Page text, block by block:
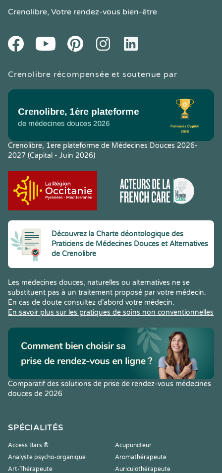
Crenolibre, Votre rendez-vous bien-être
FacebookYoutube PinteresetInstagramLinkedIn
Crenolibre récompensée et soutenue par
Crenolibre, 1ere plateforme de Médecines Douces 2026-
2027 (Capital - Juin 2026)
Découvrez la Charte déontologique des
Praticiens de Médecines Douces et Alternatives
de Crenolibre
Les médecines douces, naturelles ou alternatives ne se
substituent pas à un traitement proposé par votre médecin.
En cas de doute consultez d’abord votre médecin.
En savoir plus sur les pratiques de soins non conventionnelles
Comparatif des solutions de prise de rendez-vous médecines
douces de 2026
SPÉCIALITÉS
Access Bars ®
Acupuncteur
Analyste psycho-organique
Aromathérapeute
Art-Thérapeute
Auriculothérapeute